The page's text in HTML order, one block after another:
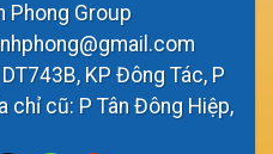
Phong Group
KP Đông Tác, P
chỉ cũ: P Tân Đông Hiệp,